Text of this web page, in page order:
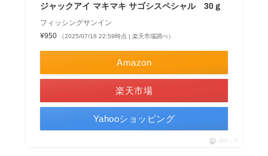
ジャックアイ マキマキ サゴシスペシャル 30ｇ
フィッシングサンイン
¥950
（2025/07/16 22:59時点 | 楽天市場調べ）
Amazon
楽天市場
Yahooショッピング
ポチップ